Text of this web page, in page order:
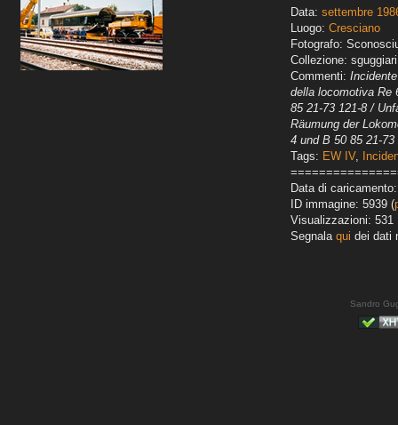
Data: settembre
Luogo: Cresciano
Fotografo:
Collezione:
Commenti:
della locomotiva Re
85 21-73 121-8 /
Räumung der
4 und B 50 85 21-73
Tags: EW IV,
Data di
ID immagine: 5939 (
Visualizzazioni: 531
Segnala qui dei dati
Sandro